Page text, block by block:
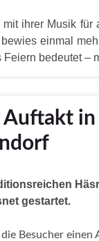
ihrer Musik
einmal
bedeutet –
gestartet.
Besucher